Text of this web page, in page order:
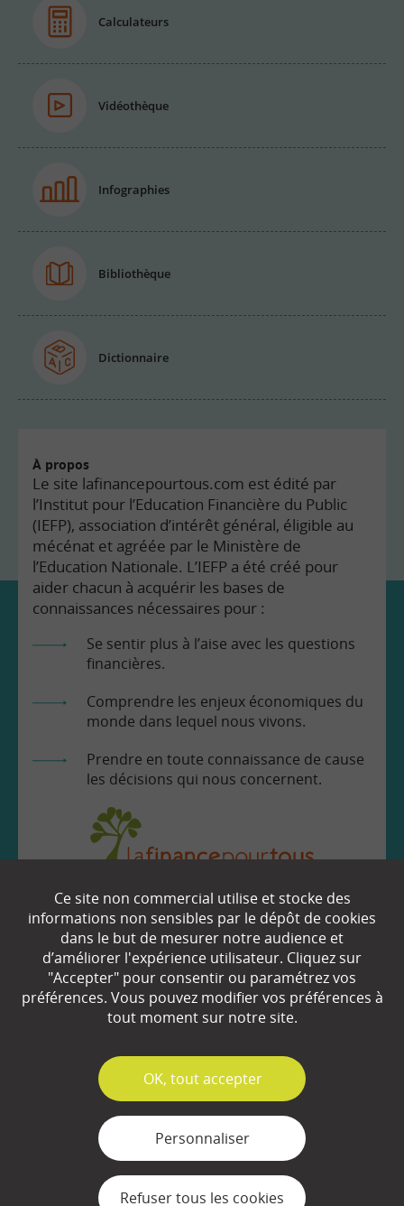
Calculateurs
Vidéothèque
Infographies
Bibliothèque
Dictionnaire
À propos
Le site lafinancepourtous.com est édité par
l’Institut pour l’Education Financière du Public
(IEFP), association d’intérêt général, éligible au
mécénat et agréée par le Ministère de
l’Education Nationale. L’IEFP a été créé pour
aider chacun à acquérir les bases de
connaissances nécessaires pour :
Se sentir plus à l’aise avec les questions
financières.
Comprendre les enjeux économiques du
monde dans lequel nous vivons.
Prendre en toute connaissance de cause
les décisions qui nous concernent.
EN SAVOIR
Qui sommes-nous ?
Partenaires
Plan du site
Mentions légales
Gestion des cookies
Ce site non commercial utilise et stocke des
informations non sensibles par le dépôt de cookies
dans le but de mesurer notre audience et
d’améliorer l'expérience utilisateur. Cliquez sur
"Accepter" pour consentir ou paramétrez vos
préférences. Vous pouvez modifier vos préférences à
tout moment sur notre site.
✓
OK, tout accepter
Personnaliser
Refuser tous les cookies